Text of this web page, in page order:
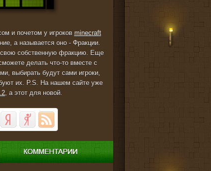
и почетом у игроков minecraft
а называется оно - Фракции.
собственную фракцию. Еще
делать что-то вместе с
выбирать будут сами игроки,
их. P.S. На нашем сайте уже
, а этот для новой.